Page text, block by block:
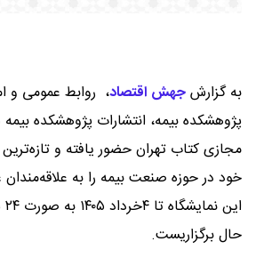
به گزارشجهش اقتصاد، روابط عمومی و
پژوهشکده بیمه، انتشارات پژوهشکده
مجازی کتاب تهران حضور یافته و
خود در حوزه صنعت بیمه را به
حال برگزاریست.